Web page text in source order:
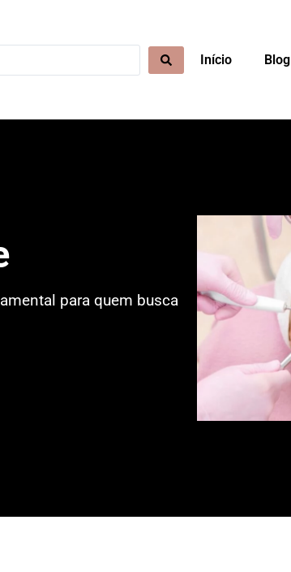
Início Blog
para quem busca